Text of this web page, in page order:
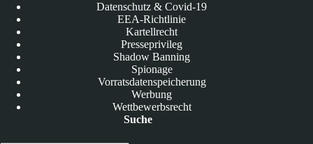
Datenschutz & Covid-19
EEA-Richtlinie
Kartellrecht
Presseprivileg
Shadow Banning
Spionage
Vorratsdatenspeicherung
Werbung
Wettbewerbsrecht
Suche